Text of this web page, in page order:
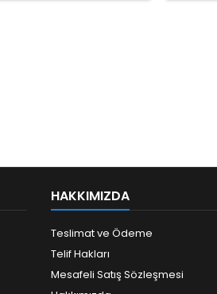
HAKKIMIZDA
Teslimat ve Ödeme
Telif Hakları
Mesafeli Satış Sözleşmesi